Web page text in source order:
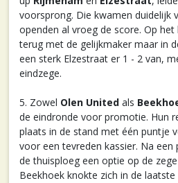
voorsprong. Die kwamen duidelijk
openden al vroeg de score. Op
terug met de gelijkmaker maar in
een sterk Elzestraat er 1 - 2 van,
eindzege.
5. Zowel Olen United als
de eindronde voor promotie. Hun
plaats in de stand met één puntje
voor een tevreden kassier. Na
de thuisploeg een optie op de
Beekhoek knokte zich in de